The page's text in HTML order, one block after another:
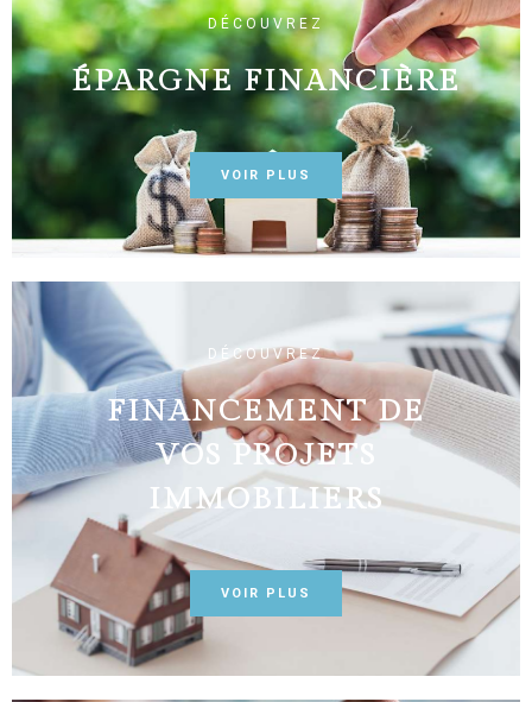
DÉCOUVREZ
ÉPARGNE FINANCIÈRE
VOIR PLUS
DÉCOUVREZ
FINANCEMENT DE
VOS PROJETS
IMMOBILIERS
VOIR PLUS